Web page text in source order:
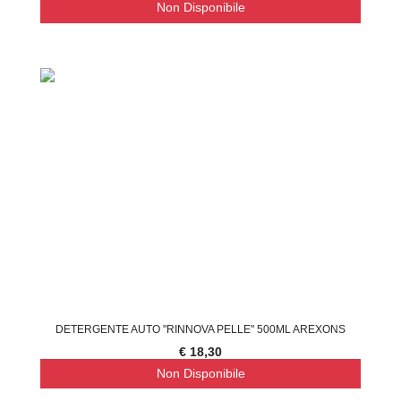
Non Disponibile
DETERGENTE AUTO "RINNOVA PELLE" 500ML AREXONS
€ 18,30
Non Disponibile